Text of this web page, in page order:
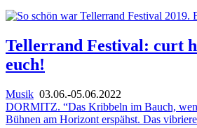
Tellerrand Festival: curt
euch!
Musik 03.06.-05.06.2022
DORMITZ. “Das Kribbeln im Bauch,
Bühnen am Horizont erspähst. Das